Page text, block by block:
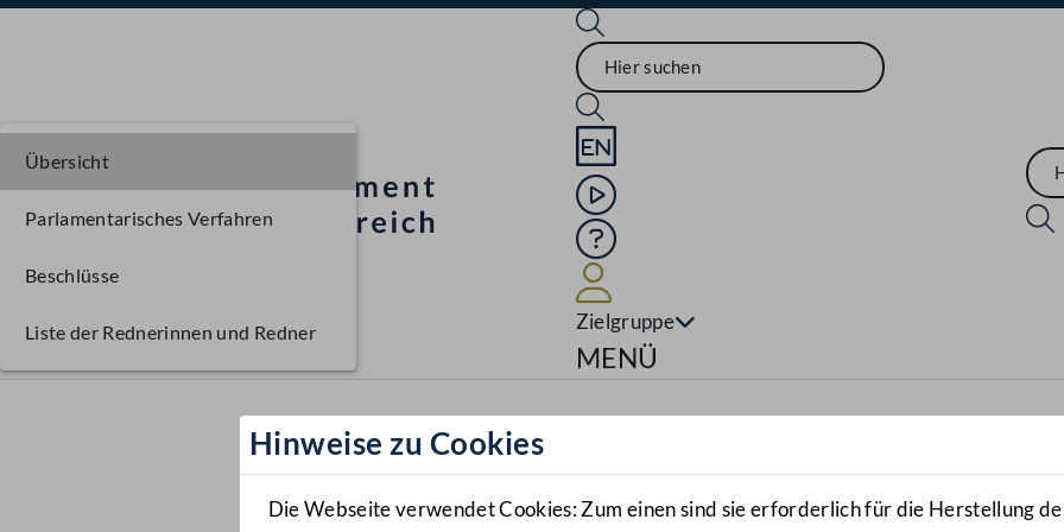
Sprache English
Mediathek
Hilfe
Zielgruppe
Navigationsmenü öffnen
MENÜ
Hinweise zu Cookies
Die Webseite verwendet Cookies: Zum einen sind sie erforderlich für die Herstellung
Übersicht
Parlamentarisches Verfahren
Beschlüsse
Liste der Rednerinnen und Redner